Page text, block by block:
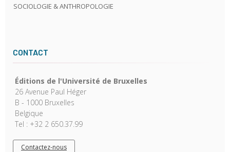
SOCIOLOGIE & ANTHROPOLOGIE
CONTACT
Éditions de l'Université de Bruxelles
26 Avenue Paul Héger
B - 1000 Bruxelles
Belgique
Tel : +32 2 650.37.99
Contactez-nous